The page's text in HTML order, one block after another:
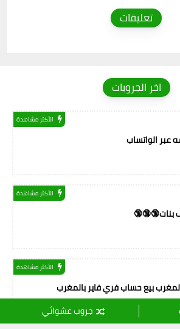
جروب عشوائي
تعليقات
اخر الجروبات
الأكثر مشاهدة
عبر الواتساب
الأكثر مشاهدة
بنات🔞🔞🔞
الأكثر مشاهدة
بيع حساب فري فاير بالمغرب